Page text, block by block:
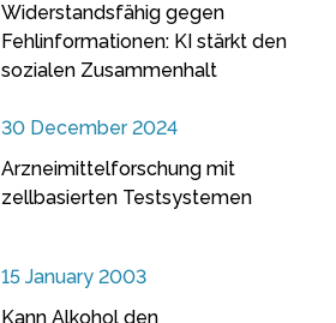
Widerstandsfähig gegen
Fehlinformationen: KI stärkt den
sozialen Zusammenhalt
30 December 2024
Arzneimittelforschung mit
zellbasierten Testsystemen
15 January 2003
Kann Alkohol den